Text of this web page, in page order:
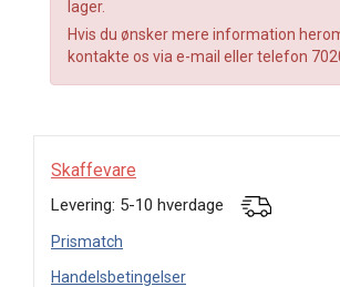
lager.
Hvis du ønsker mere information
kontakte os via e-mail eller telefon
Skaffevare
Levering: 5-10 hverdage
Prismatch
Handelsbetingelser